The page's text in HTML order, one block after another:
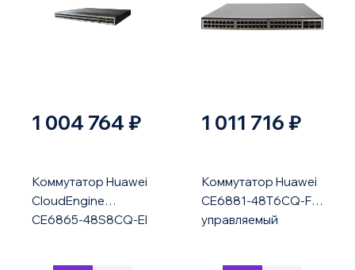
1 004 764 ₽
Коммутатор Huawei
CloudEngine
CE6865-48S8CQ-EI
1 011 716 ₽
Коммутатор Huawei
CE6881-48T6CQ-F
управляемый